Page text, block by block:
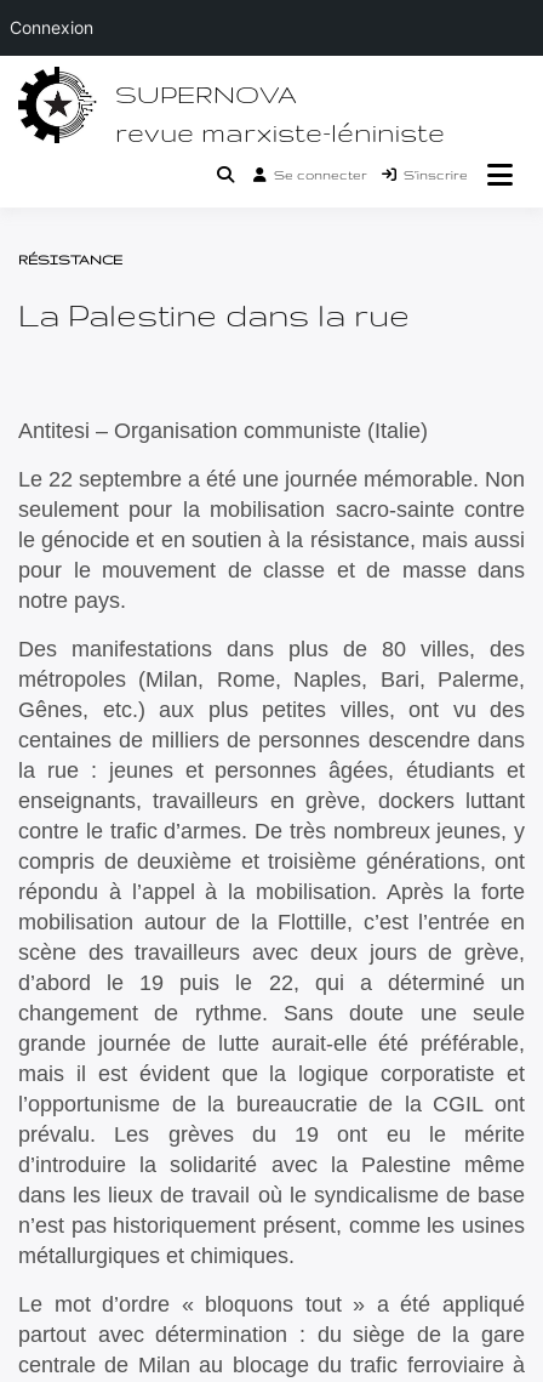
Passer
contenu
SUPERNOVA
revue marxiste-léniniste
Se connecter S’inscrire
RÉSISTANCE
La Palestine dans la rue
Antitesi – Organisation communiste (Italie)
Le 22 septembre a été une journée mémorable. Non
seulement pour la mobilisation sacro-sainte contre
le génocide et en soutien à la résistance, mais aussi
pour le mouvement de classe et de masse dans
notre pays.
Des manifestations dans plus de 80 villes, des
métropoles (Milan, Rome, Naples, Bari, Palerme,
Gênes, etc.) aux plus petites villes, ont vu des
centaines de milliers de personnes descendre dans
la rue : jeunes et personnes âgées, étudiants et
enseignants, travailleurs en grève, dockers luttant
contre le trafic d’armes. De très nombreux jeunes, y
compris de deuxième et troisième générations, ont
répondu à l’appel à la mobilisation. Après la forte
mobilisation autour de la Flottille, c’est l’entrée en
scène des travailleurs avec deux jours de grève,
d’abord le 19 puis le 22, qui a déterminé un
changement de rythme. Sans doute une seule
grande journée de lutte aurait-elle été préférable,
mais il est évident que la logique corporatiste et
l’opportunisme de la bureaucratie de la CGIL ont
prévalu. Les grèves du 19 ont eu le mérite
d’introduire la solidarité avec la Palestine même
dans les lieux de travail où le syndicalisme de base
n’est pas historiquement présent, comme les usines
métallurgiques et chimiques.
Le mot d’ordre « bloquons tout » a été appliqué
partout avec détermination : du siège de la gare
centrale de Milan au blocage du trafic ferroviaire à
Connexion